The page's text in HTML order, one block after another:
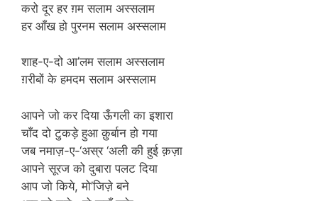
करो दूर हर ग़म सलाम अस्सलाम
हर आँख हो पुरनम सलाम अस्सलाम
शाह-ए-दो आ’लम सलाम अस्सलाम
ग़रीबों के हमदम सलाम अस्सलाम
आपने जो कर दिया ऊँगली का इशारा
चाँद दो टुकड़े हुआ क़ुर्बान हो गया
जब नमाज़-ए-‘अस्र ‘अली की हुई क़ज़ा
आपने सूरज को दुबारा पलट दिया
आप जो किये, मो’जिज़े बने